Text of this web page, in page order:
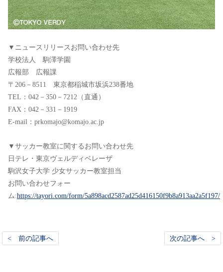
▼ニュースリリースお問い合わせ先
学校法人 駒澤学園
広報部 広報課
〒206－8511 東京都稲城市坂浜238番地
TEL：042－350－7212（直通）
FAX：042－331－1919
E-mail：prkomajo@komajo.ac.jp
▼サッカー教室に関するお問い合わせ先
日テレ・東京ヴェルディベレーザ
駒沢女子大学 少女サッカー教室担当
お問い合わせフォー
ム:https://tayori.com/form/5a898acd2587ad25d416150f9b8a913aa2a5f197/
< 前の記事へ 次の記事へ >